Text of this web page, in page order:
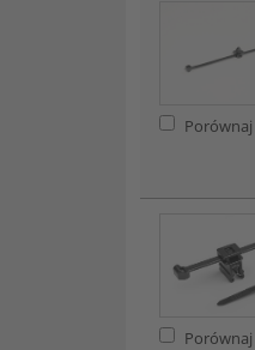
Porównaj
Porównaj